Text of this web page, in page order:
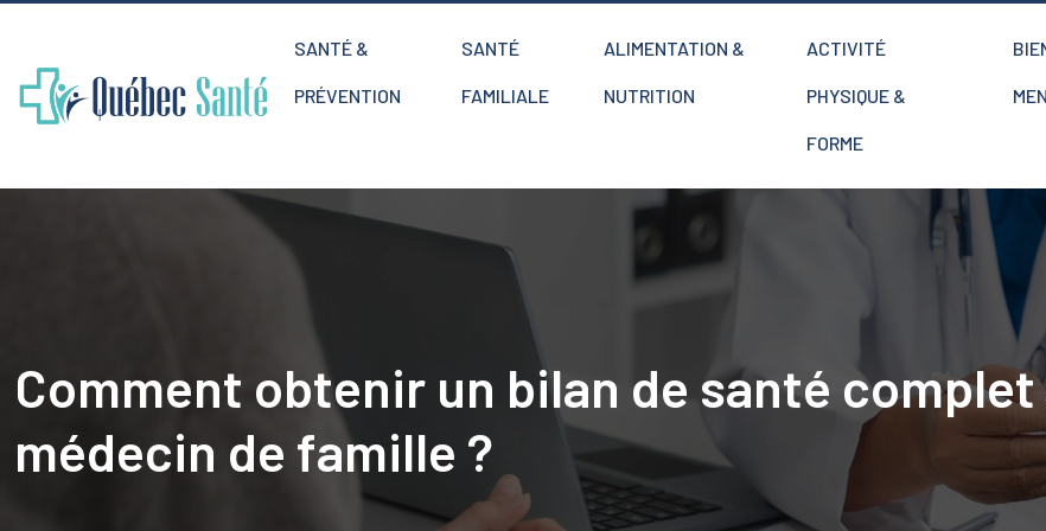
SANTÉ &
PRÉVENTION
SANTÉ
FAMILIALE
ALIMENTATION &
NUTRITION
ACTIVITÉ
PHYSIQUE &
FORME
Comment obtenir un bilan de santé complet
médecin de famille ?